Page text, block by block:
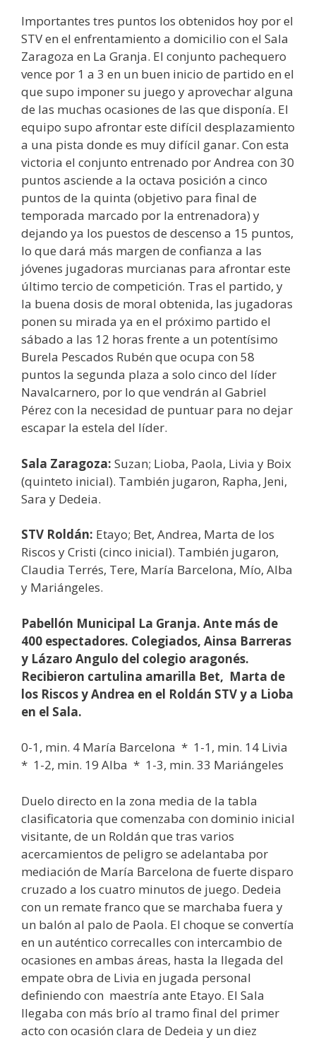
Importantes tres puntos los obtenidos hoy por el
STV en el enfrentamiento a domicilio con el Sala
Zaragoza en La Granja. El conjunto pachequero
vence por 1 a 3 en un buen inicio de partido en el
que supo imponer su juego y aprovechar alguna
de las muchas ocasiones de las que disponía. El
equipo supo afrontar este difícil desplazamiento
a una pista donde es muy difícil ganar. Con esta
victoria el conjunto entrenado por Andrea con 30
puntos asciende a la octava posición a cinco
puntos de la quinta (objetivo para final de
temporada marcado por la entrenadora) y
dejando ya los puestos de descenso a 15 puntos,
lo que dará más margen de confianza a las
jóvenes jugadoras murcianas para afrontar este
último tercio de competición. Tras el partido, y
la buena dosis de moral obtenida, las jugadoras
ponen su mirada ya en el próximo partido el
sábado a las 12 horas frente a un potentísimo
Burela Pescados Rubén que ocupa con 58
puntos la segunda plaza a solo cinco del líder
Navalcarnero, por lo que vendrán al Gabriel
Pérez con la necesidad de puntuar para no dejar
escapar la estela del líder.
Sala Zaragoza: Suzan; Lioba, Paola, Livia y Boix
(quinteto inicial). También jugaron, Rapha, Jeni,
Sara y Dedeia.
STV Roldán: Etayo; Bet, Andrea, Marta de los
Riscos y Cristi (cinco inicial). También jugaron,
Claudia Terrés, Tere, María Barcelona, Mío, Alba
y Mariángeles.
Pabellón Municipal La Granja. Ante más de
400 espectadores. Colegiados, Ainsa Barreras
y Lázaro Angulo del colegio aragonés.
Recibieron cartulina amarilla Bet, Marta de
los Riscos y Andrea en el Roldán STV y a Lioba
en el Sala.
0-1, min. 4 María Barcelona * 1-1, min. 14 Livia
* 1-2, min. 19 Alba * 1-3, min. 33 Mariángeles
Duelo directo en la zona media de la tabla
clasificatoria que comenzaba con dominio inicial
visitante, de un Roldán que tras varios
acercamientos de peligro se adelantaba por
mediación de María Barcelona de fuerte disparo
cruzado a los cuatro minutos de juego. Dedeia
con un remate franco que se marchaba fuera y
un balón al palo de Paola. El choque se convertía
en un auténtico correcalles con intercambio de
ocasiones en ambas áreas, hasta la llegada del
empate obra de Livia en jugada personal
definiendo con maestría ante Etayo. El Sala
llegaba con más brío al tramo final del primer
acto con ocasión clara de Dedeia y un diez